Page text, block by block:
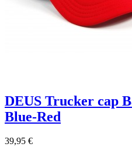
DEUS Trucker cap
Blue-Red
39,95 €